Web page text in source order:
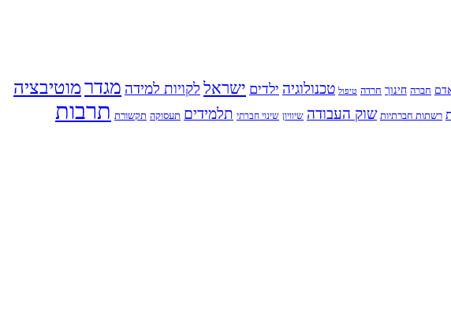
חברה חינוך חרדה טיפול טכנולוגיה ילדים ישראל לקויות למידה מגדרמוטיבציה
רשתות חברתיות שוק העבודה שיוויון שינוי חברתי תלמידים תעסוקה תקשורת תרבות